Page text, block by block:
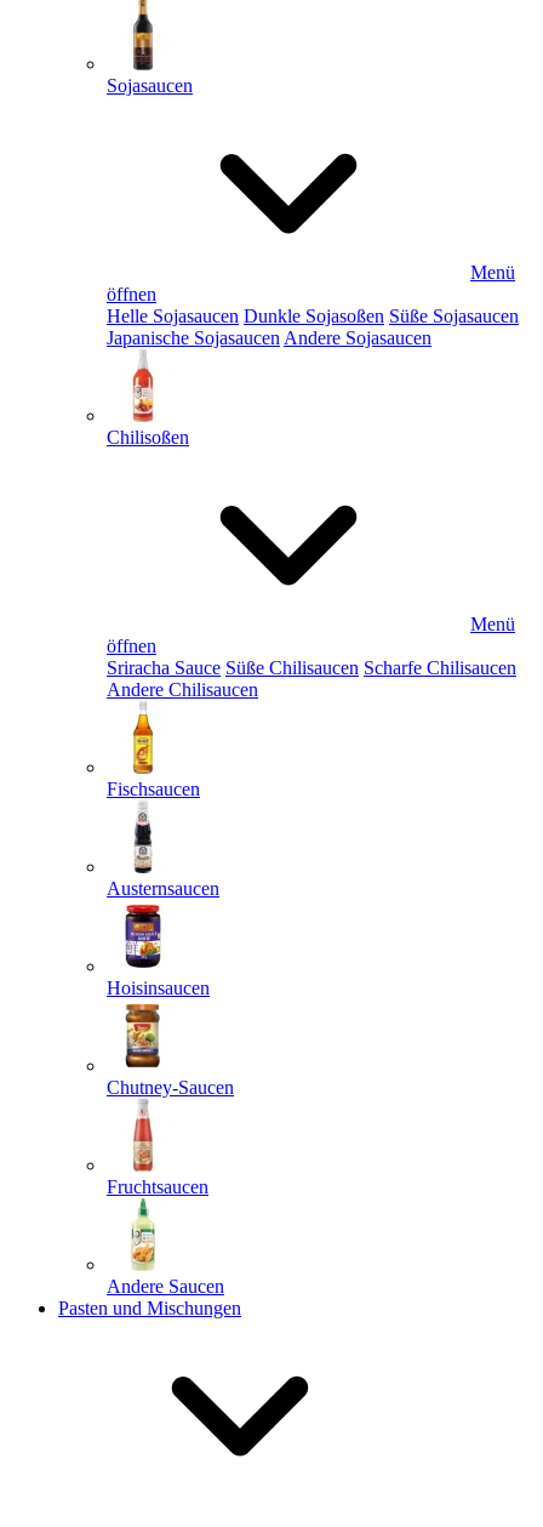
Sojasaucen
Menü
öffnen
Helle Sojasaucen Dunkle Sojasoßen Süße Sojasaucen
Japanische Sojasaucen Andere Sojasaucen
Chilisoßen
Menü
öffnen
Sriracha Sauce Süße Chilisaucen Scharfe Chilisaucen
Andere Chilisaucen
Fischsaucen
Austernsaucen
Hoisinsaucen
Chutney-Saucen
Fruchtsaucen
Andere Saucen
Pasten und Mischungen